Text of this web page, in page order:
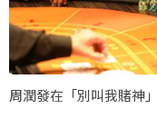
周潤發在「別叫我賭神